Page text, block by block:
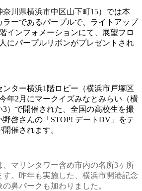
奈川県横浜市中区山下町15）では本
ラーであるパープルで、ライトアップ
インフォメーションにて、展望フロ
にパープルリボンがプレゼントされ
ンター横浜1階ロビー（横浜市戸塚区
年2月にマークイズみなとみらい（横
）で開催された、全国の高校生を撮
啓さんの「STOP! デートDV」をテ
催されます。
マリンタワー含め市内の名所3ヶ所
。昨年も実施した、横浜市開港記念
鼻パークも加わりました。